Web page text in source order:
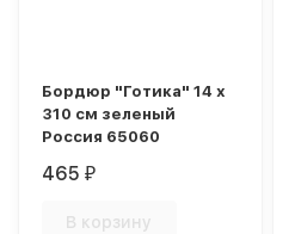
Бордюр "Готика" 14 х
310 см зеленый
Россия 65060
465₽
В корзину